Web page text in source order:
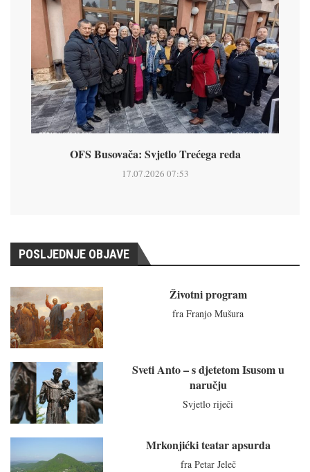
OFS Busovača: Svjetlo Trećega reda
17.07.2026 07:53
POSLJEDNJE OBJAVE
Životni program
fra Franjo Mušura
Sveti Anto – s djetetom Isusom u
naručju
Svjetlo riječi
Mrkonjićki teatar apsurda
fra Petar Jeleč